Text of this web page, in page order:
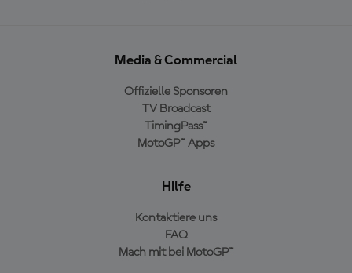
Media & Commercial
Offizielle Sponsoren
TV Broadcast
TimingPass™
MotoGP™ Apps
Hilfe
Kontaktiere uns
FAQ
Mach mit bei MotoGP™